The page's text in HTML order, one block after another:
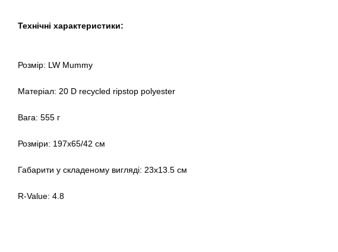
Технічні характеристики:
Розмір: LW Mummy
Матеріал: 20 D recycled ripstop polyester
Вага: 555 г
Розміри: 197x65/42 cм
Габарити у складеному вигляді: 23x13.5 см
R-Value: 4.8